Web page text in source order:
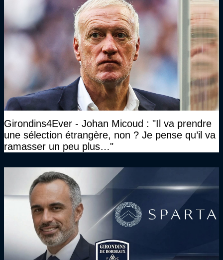
Girondins4Ever - Johan Micoud : "Il va prendre
une sélection étrangère, non ? Je pense qu’il va
ramasser un peu plus…"